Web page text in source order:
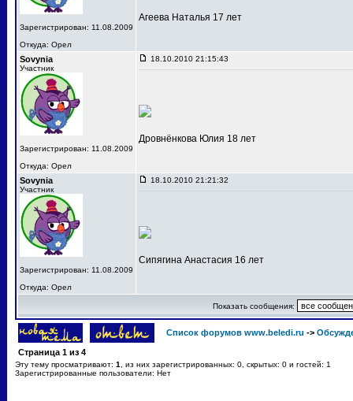
Зарегистрирован: 11.08.2009
Откуда: Орел
Агеева Наталья 17 лет
Sovynia
Участник
Зарегистрирован: 11.08.2009
Откуда: Орел
18.10.2010 21:15:43
Дровнёнкова Юлия 18 лет
Sovynia
Участник
Зарегистрирован: 11.08.2009
Откуда: Орел
18.10.2010 21:21:32
Сипягина Анастасия 16 лет
Показать сообщения:
Список форумов www.beledi.ru ->
Страница 1 из 4
Эту тему просматривают: 1
, из них зарегистрированных: 0, скрытых: 0 и гостей: 1
Зарегистрированные пользователи: Нет